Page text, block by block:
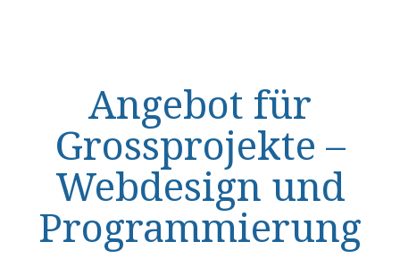
Angebot für
Grossprojekte –
Webdesign und
Programmierung